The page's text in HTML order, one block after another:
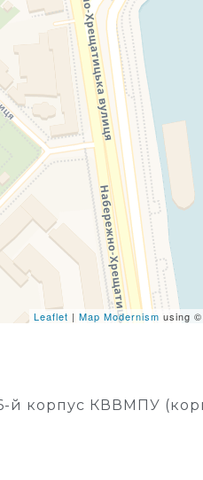
files are missing.
Leaflet | Map Modernism using ©
й корпус КВВМПУ